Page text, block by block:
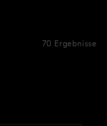
70 Ergebnisse